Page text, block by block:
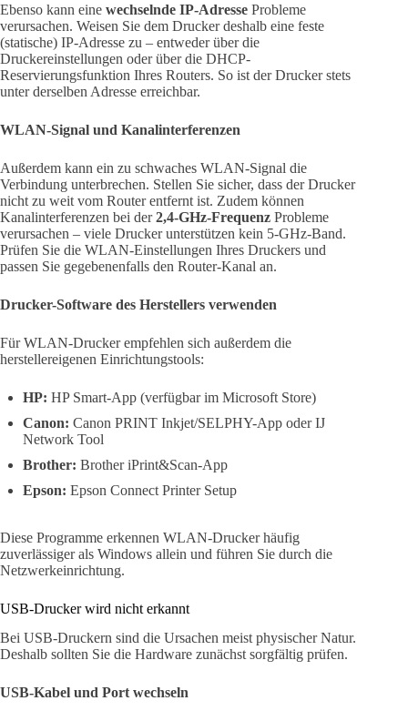
Ebenso kann eine wechselnde IP-Adresse Probleme
verursachen. Weisen Sie dem Drucker deshalb eine feste
(statische) IP-Adresse zu – entweder über die
Druckereinstellungen oder über die DHCP-
Reservierungsfunktion Ihres Routers. So ist der Drucker stets
unter derselben Adresse erreichbar.
WLAN-Signal und Kanalinterferenzen
Außerdem kann ein zu schwaches WLAN-Signal die
Verbindung unterbrechen. Stellen Sie sicher, dass der Drucker
nicht zu weit vom Router entfernt ist. Zudem können
Kanalinterferenzen bei der2,4-GHz-Frequenz Probleme
verursachen – viele Drucker unterstützen kein 5-GHz-Band.
Prüfen Sie die WLAN-Einstellungen Ihres Druckers und
passen Sie gegebenenfalls den Router-Kanal an.
Drucker-Software des Herstellers verwenden
Für WLAN-Drucker empfehlen sich außerdem die
herstellereigenen Einrichtungstools:
HP: HP Smart-App (verfügbar im Microsoft Store)
Canon: Canon PRINT Inkjet/SELPHY-App oder IJ
Network Tool
Brother: Brother iPrint&Scan-App
Epson: Epson Connect Printer Setup
Diese Programme erkennen WLAN-Drucker häufig
zuverlässiger als Windows allein und führen Sie durch die
Netzwerkeinrichtung.
USB-Drucker wird nicht erkannt
Bei USB-Druckern sind die Ursachen meist physischer Natur.
Deshalb sollten Sie die Hardware zunächst sorgfältig prüfen.
USB-Kabel und Port wechseln